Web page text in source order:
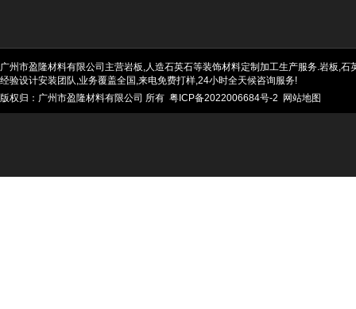
广州市盈隆材料有限公司主营岩板,人造石英石等装饰材料定制加工生产服务.岩板,
经验设计安装团队,业务覆盖全国,来电免费打样,24小时全天候咨询服务!
版权归：广州市盈隆材料有限公司 所有 粤ICP备2022006684号-2 网站地图